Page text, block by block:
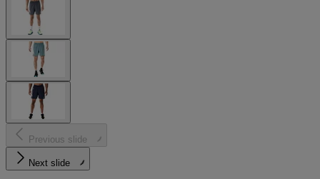
Previous slide
Next slide